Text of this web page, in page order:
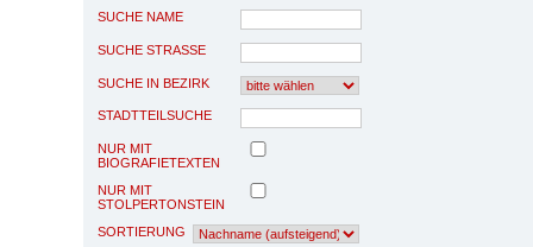
SUCHE NAME
SUCHE STRASSE
SUCHE IN BEZIRK
STADTTEILSUCHE
NUR MIT
BIOGRAFIETEXTEN
NUR MIT
STOLPERTONSTEIN
SORTIERUNG